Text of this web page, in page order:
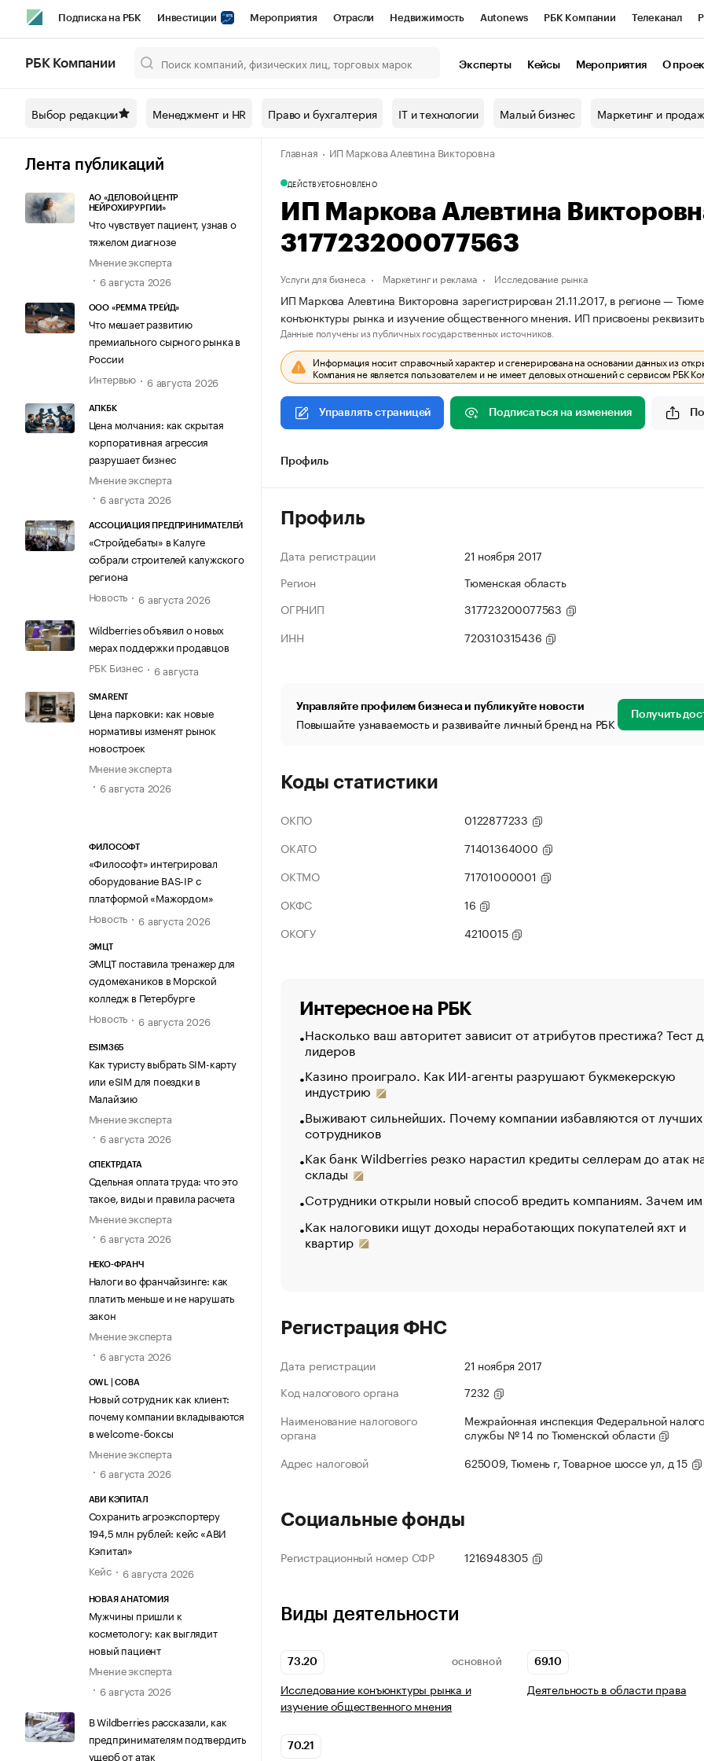
Подписка на РБК Инвестиции Мероприятия Отрасли Недвижимость Autonews РБК Компании Телеканал
Спецпроекты СПб Конференции СПб Спецпроекты Проверка контрагентов
Технологии и медиа Рынок наличной валюты
РБК Компании Эксперты Кейсы Мероприятия О
Выбор редакции Менеджмент и HR Право и бухгалтерия IT и технологии Малый бизнес Маркетинг и
Лента публикаций
АО «ДЕЛОВОЙ ЦЕНТР
НЕЙРОХИРУРГИИ»
Что чувствует пациент, узнав о
тяжелом диагнозе
Мнение эксперта
6 августа 2026
ООО «РЕММА ТРЕЙД»
Что мешает развитию
премиального сырного рынка в
России
Интервью
6 августа 2026
АПКБК
Цена молчания: как скрытая
корпоративная агрессия
разрушает бизнес
Мнение эксперта
6 августа 2026
АССОЦИАЦИЯ ПРЕДПРИНИМАТЕЛЕЙ
«Стройдебаты» в Калуге
собрали строителей калужского
региона
Новость
6 августа 2026
Wildberries объявил о новых
мерах поддержки продавцов
РБК Бизнес
6 августа
SMARENT
Цена парковки: как новые
нормативы изменят рынок
новостроек
Мнение эксперта
6 августа 2026
ФИЛОСОФТ
«Философт» интегрировал
оборудование BAS-IP с
платформой «Мажордом»
Новость
6 августа 2026
ЭМЦТ
ЭМЦТ поставила тренажер для
судомехаников в Морской
колледж в Петербурге
Новость
6 августа 2026
ESIM365
Как туристу выбрать SIM-карту
или eSIM для поездки в
Малайзию
Мнение эксперта
6 августа 2026
СПЕКТРДАТА
Сдельная оплата труда: что это
такое, виды и правила расчета
Мнение эксперта
6 августа 2026
НЕКО-ФРАНЧ
Налоги во франчайзинге: как
платить меньше и не нарушать
закон
Мнение эксперта
6 августа 2026
OWL | СОВА
Новый сотрудник как клиент:
почему компании вкладываются
в welcome-боксы
Мнение эксперта
6 августа 2026
АВИ КЭПИТАЛ
Сохранить агроэкспортеру
194,5 млн рублей: кейс «АВИ
Кэпитал»
Кейс
6 августа 2026
НОВАЯ АНАТОМИЯ
Мужчины пришли к
косметологу: как выглядит
новый пациент
Мнение эксперта
6 августа 2026
В Wildberries рассказали, как
предпринимателям подтвердить
ущерб от атак
Главная ИП Маркова Алевтина Викторовна
ДЕЙСТВУЕТОБНОВЛЕНО
ИП Маркова Алевтина
317723200077563
Услуги для бизнеса Маркетинг и реклама Исследование рынка
ИП Маркова Алевтина Викторовна зарегистрирован 21.11.2017, в регионе —
конъюнктуры рынка и изучение общественного мнения. ИП присвоены
Данные получены из публичных государственных источников.
Информация носит справочный характер и сгенерирована на основании данных из
Компания не является пользователем и не имеет деловых отношений с сервисом РБК
Управлять страницей Подписаться на изменения
Профиль
Профиль
Дата регистрации
21 ноября 2017
Регион
Тюменская область
ОГРНИП
317723200077563
ИНН
720310315436
Управляйте профилем бизнеса и публикуйте новости
Повышайте узнаваемость и развивайте личный бренд на РБК Получить
Коды статистики
ОКПО
0122877233
ОКАТО
71401364000
ОКТМО
71701000001
ОКФС
16
ОКОГУ
4210015
Интересное на РБК
Насколько ваш авторитет зависит от атрибутов престижа? Тест
лидеров
Казино проиграло. Как ИИ-агенты разрушают букмекерскую
индустрию
Выживают сильнейших. Почему компании избавляются от лучших
сотрудников
Как банк Wildberries резко нарастил кредиты селлерам до атак
склады
Сотрудники открыли новый способ вредить компаниям. Зачем
Как налоговики ищут доходы неработающих покупателей яхт и
квартир
Регистрация ФНС
Дата регистрации
21 ноября 2017
Код налогового органа
7232
Наименование налогового
органа
Межрайонная инспекция Федеральной
службы № 14 по Тюменской области
Адрес налоговой
625009, Тюмень г, Товарное шоссе ул, д 15
Социальные фонды
Регистрационный номер СФР 1216948305
Виды деятельности
73.20 ОСНОВНОЙ
Исследование конъюнктуры рынка и
изучение общественного мнения
69.10
Деятельность в области права
70.21